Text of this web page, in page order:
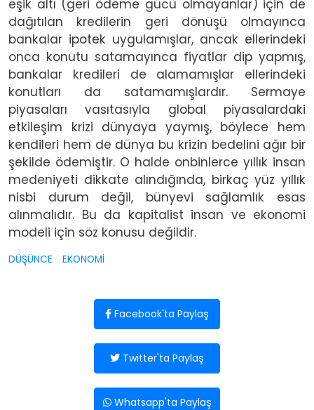
eşik altı (geri ödeme gücü olmayanlar) için de
dağıtılan kredilerin geri dönüşü olmayınca
bankalar ipotek uygulamışlar, ancak ellerindeki
onca konutu satamayınca fiyatlar dip yapmış,
bankalar kredileri de alamamışlar ellerindeki
konutları da satamamışlardır. Sermaye
piyasaları vasıtasıyla global piyasalardaki
etkileşim krizi dünyaya yaymış, böylece hem
kendileri hem de dünya bu krizin bedelini ağır bir
şekilde ödemiştir. O halde onbinlerce yıllık insan
medeniyeti dikkate alındığında, birkaç yüz yıllık
nisbi durum değil, bünyevi sağlamlık esas
alınmalıdır. Bu da kapitalist insan ve ekonomi
modeli için söz konusu değildir.
DÜŞÜNCE EKONOMİ
Facebook'ta Paylaş
Twitter'ta Paylaş
Whatsapp'ta Paylaş